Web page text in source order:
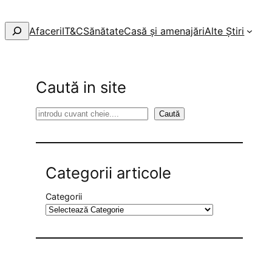
AfaceriIT&CSănătateCasă și amenajăriAlte Știri
Caută in site
S
a
Caută
Categorii articole
Categorii